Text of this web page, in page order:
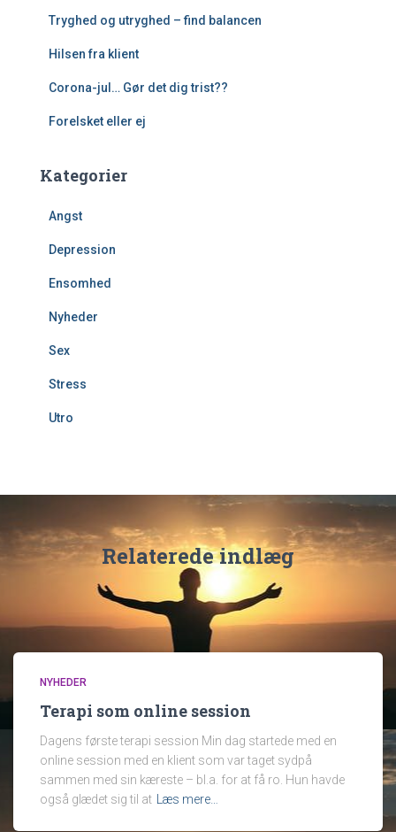
Tryghed og utryghed – find balancen
Hilsen fra klient
Corona-jul… Gør det dig trist??
Forelsket eller ej
Kategorier
Angst
Depression
Ensomhed
Nyheder
Sex
Stress
Utro
Relaterede indlæg
NYHEDER
Terapi som online session
Dagens første terapi session Min dag startede med en
online session med en klient som var taget sydpå
sammen med sin kæreste – bl.a. for at få ro. Hun havde
også glædet sig til at
Læs mere…